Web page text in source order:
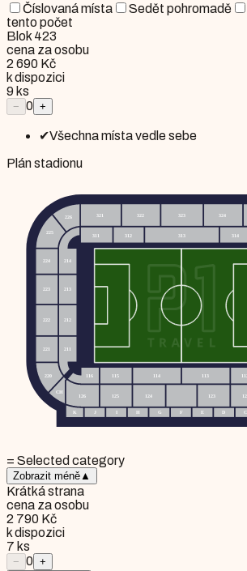
Číslovaná místa Sedět pohromadě
tento počet
Blok 423
cena za osobu
2 690 Kč
k dispozici
9 ks
− 0 +
✔Všechna místa vedle sebe
Plán stadionu
= Selected category
Zobrazit méně ▲
Krátká strana
cena za osobu
2 790 Kč
k dispozici
7 ks
− 0 +